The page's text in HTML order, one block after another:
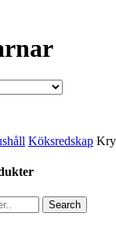
Köksredskap
Search